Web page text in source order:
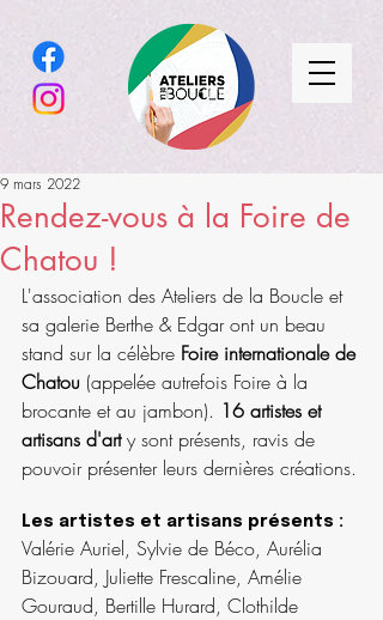
Rendez-vous à la Foire de
Chatou !
9 mars 2022
L'association des Ateliers de la Boucle et
sa galerie Berthe & Edgar ont un beau
stand sur la célèbre Foire internationale de
Chatou (appelée autrefois Foire à la
brocante et au jambon). 16 artistes et
artisans d'art y sont présents, ravis de
pouvoir présenter leurs dernières créations.
Les artistes et artisans présents :
Valérie Auriel, Sylvie de Béco, Aurélia
Bizouard, Juliette Frescaline, Amélie
Gouraud, Bertille Hurard, Clothilde